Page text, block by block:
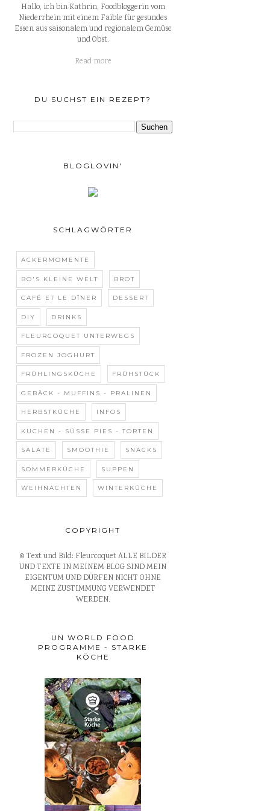
Hallo, ich bin Kathrin, Foodbloggerin vom
Niederrhein mit einem Faible für gesundes
Essen aus saisonalem und regionalem Gemüse
und Obst.
Read more
DU SUCHST EIN REZEPT?
BLOGLOVIN'
SCHLAGWÖRTER
ACKERMOMENTE
BO'S KLEINE WELT BROT
CAFÉ ET LE DÎNER DESSERT
DIY DRINKS
FLEURCOQUET UNTERWEGS
FROZEN JOGHURT
FRÜHLINGSKÜCHE FRÜHSTÜCK
GEBÄCK - MUFFINS - PRALINEN
HERBSTKÜCHE INFOS
KUCHEN - SÜSSE PIES - TORTEN
SALATE SMOOTHIE SNACKS
SOMMERKÜCHE SUPPEN
WEIHNACHTEN WINTERKÜCHE
COPYRIGHT
© Text und Bild: Fleurcoquet ALLE BILDER
UND TEXTE IN MEINEM BLOG SIND MEIN
EIGENTUM UND DÜRFEN NICHT OHNE
MEINE ZUSTIMMUNG VERWENDET
WERDEN.
UN WORLD FOOD
PROGRAMME - STARKE
KÖCHE